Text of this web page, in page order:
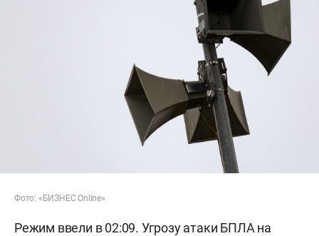
Фото: «БИЗНЕС Online»
Режим ввели в 02:09. Угрозу атаки БПЛА на